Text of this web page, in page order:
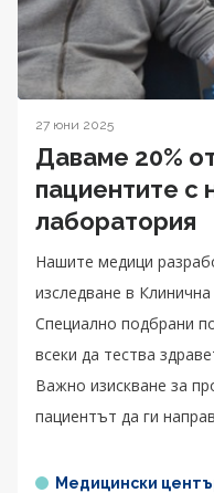
27 юни 2025
Даваме 20%
пациентите с
лаборатория
Нашите медици
изследване в
Специално подбрани
всеки да тества
Важно изискване за
пациентът да ги
Медицински